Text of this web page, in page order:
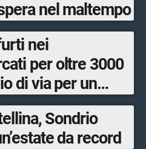
nel maltempo
nei
per oltre 3000
di via per un
Sondrio
da record